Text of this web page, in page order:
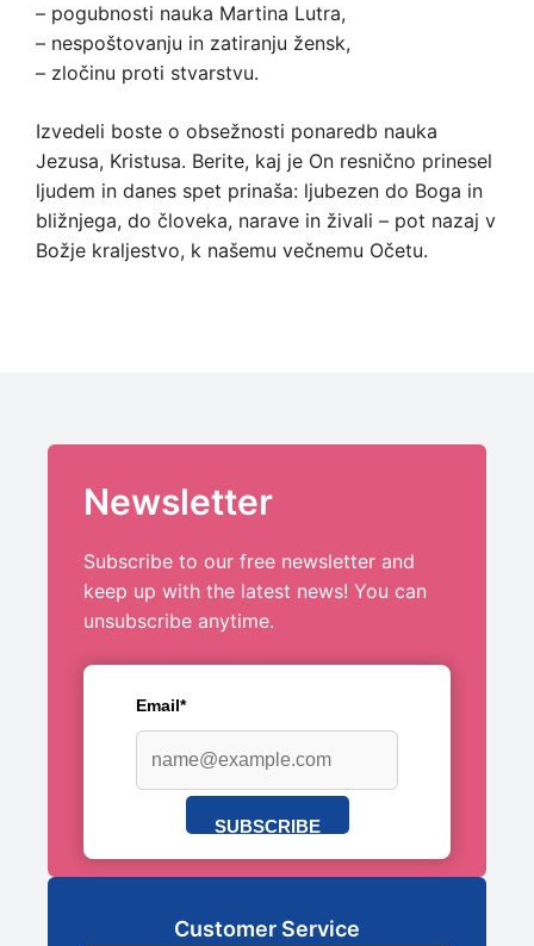
– pogubnosti nauka Martina Lutra,
– nespoštovanju in zatiranju žensk,
– zločinu proti stvarstvu.
Izvedeli boste o obsežnosti ponaredb nauka
Jezusa, Kristusa. Berite, kaj je On resnično prinesel
ljudem in danes spet prinaša: ljubezen do Boga in
bližnjega, do človeka, narave in živali – pot nazaj v
Božje kraljestvo, k našemu večnemu Očetu.
Newsletter
Subscribe to our free newsletter and
keep up with the latest news! You can
unsubscribe anytime.
Email*
SUBSCRIBE
Customer Service